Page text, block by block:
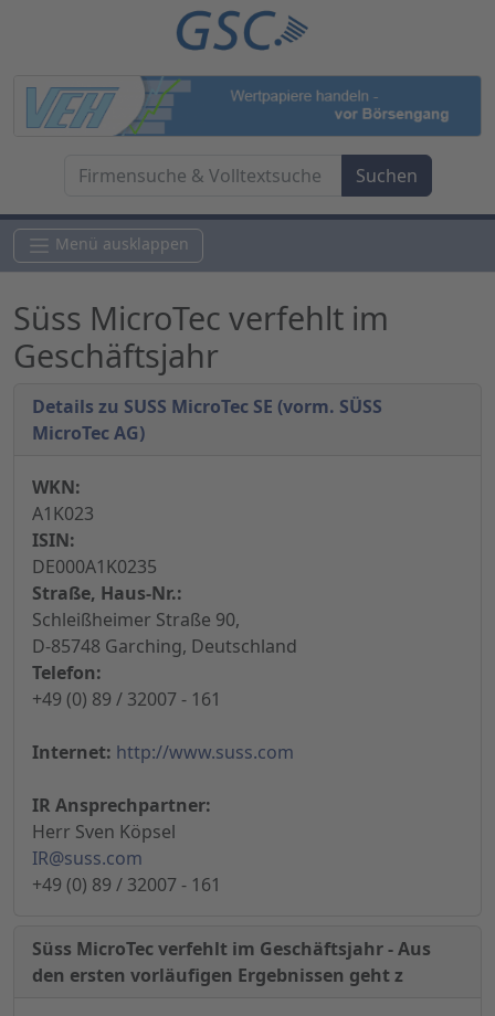
Menü ausklappen
Süss MicroTec verfehlt im
Geschäftsjahr
Details zu SUSS MicroTec SE (vorm. SÜSS
MicroTec AG)
WKN:
A1K023
ISIN:
DE000A1K0235
Straße, Haus-Nr.:
Schleißheimer Straße 90,
D-85748 Garching, Deutschland
Telefon:
+49 (0) 89 / 32007 - 161
Internet: http://www.suss.com
IR Ansprechpartner:
Herr Sven Köpsel
IR@suss.com
+49 (0) 89 / 32007 - 161
Süss MicroTec verfehlt im Geschäftsjahr - Aus
den ersten vorläufigen Ergebnissen geht z